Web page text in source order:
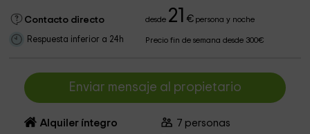
Contacto directo desde 21 €persona y noche
Respuesta inferior a 24h Precio fin de semana desde 300€
Enviar mensaje al propietario
Alquiler íntegro 7 personas